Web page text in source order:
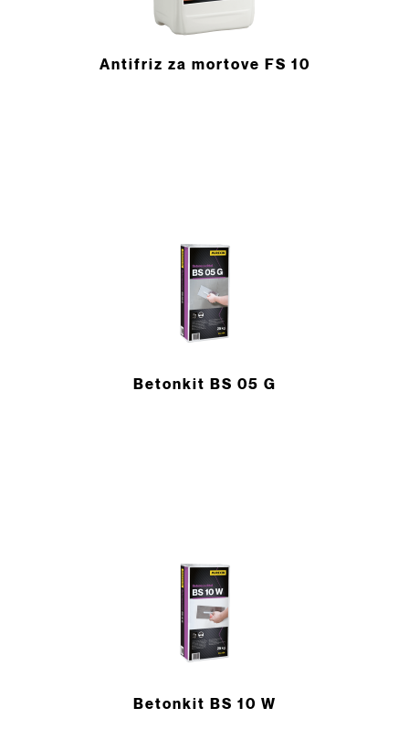
Antifriz za mortove FS 10
Betonkit BS 05 G
Betonkit BS 10 W